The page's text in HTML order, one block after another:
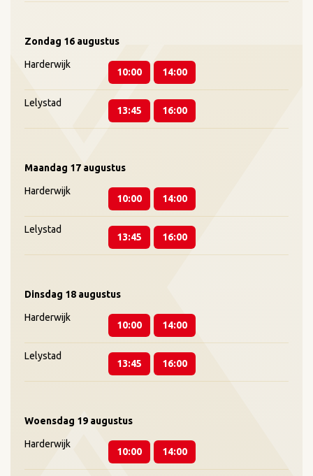
Zondag 16 augustus
Harderwijk
10:00 14:00
Lelystad
13:45 16:00
Maandag 17 augustus
Harderwijk
10:00 14:00
Lelystad
13:45 16:00
Dinsdag 18 augustus
Harderwijk
10:00 14:00
Lelystad
13:45 16:00
Woensdag 19 augustus
Harderwijk
10:00 14:00